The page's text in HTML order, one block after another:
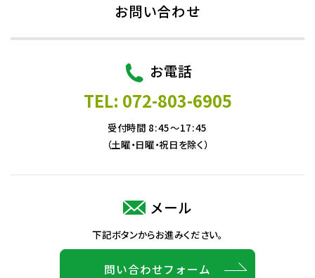
お問い合わせ
お電話
TEL: 072-803-6905
受付時間 8:45～17:45
（土曜・日曜・祝日を除く）
メール
下記ボタンからお進みください。
問い合わせフォーム